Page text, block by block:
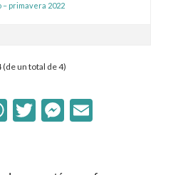
primavera 2022
(de un total de 4)
WhatsApp
Twitter
Messenger
Email